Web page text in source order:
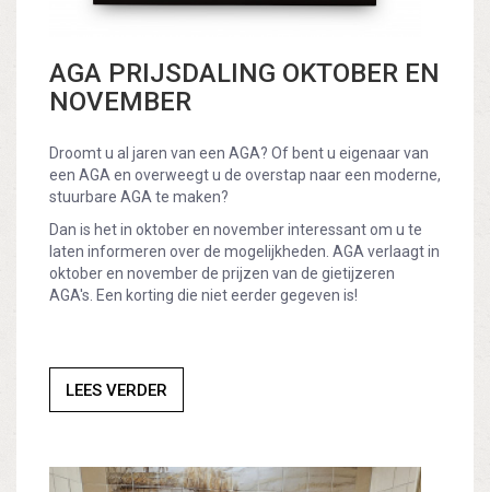
AGA PRIJSDALING OKTOBER EN
NOVEMBER
Droomt u al jaren van een AGA? Of bent u eigenaar van
een AGA en overweegt u de overstap naar een moderne,
stuurbare AGA te maken?
Dan is het in oktober en november interessant om u te
laten informeren over de mogelijkheden. AGA verlaagt in
oktober en november de prijzen van de gietijzeren
AGA's. Een korting die niet eerder gegeven is!
LEES VERDER